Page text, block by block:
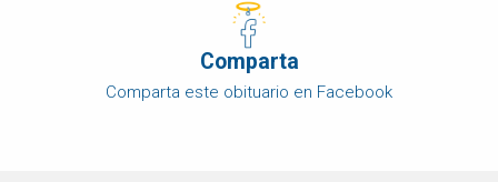
Comparta
Comparta este obituario en Facebook